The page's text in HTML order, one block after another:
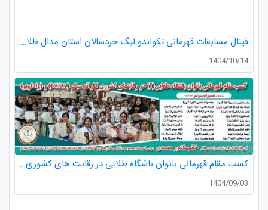
فینال مسابقات قهرمانی تکواندو لیگ خردسالان استان مدال طلا صدرا ظفری از باشگاه طلایی به مربیگری استاد عسکری مربی ارزنده باشگاه
1404/10/14
کسب مقام قهرمانی بانوان باشگاه طلایی در رقابت های کشوری کاراته
1404/09/03